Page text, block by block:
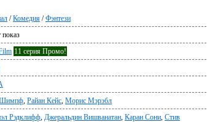
/Комедия /Фэнтези
показ
11 серия Промо!
, Райан Кейс, Морис Мэрэбл
Рэдклифф, Джеральдин Вишванатан, Каран Сони, Стив